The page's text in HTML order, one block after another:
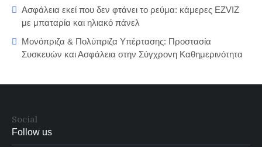
Ασφάλεια εκεί που δεν φτάνει το ρεύμα: κάμερες EZVIZ
με μπαταρία και ηλιακό πάνελ
Μονόπριζα & Πολύπριζα Υπέρτασης: Προστασία
Συσκευών και Ασφάλεια στην Σύγχρονη Καθημερινότητα
Social
Follow us